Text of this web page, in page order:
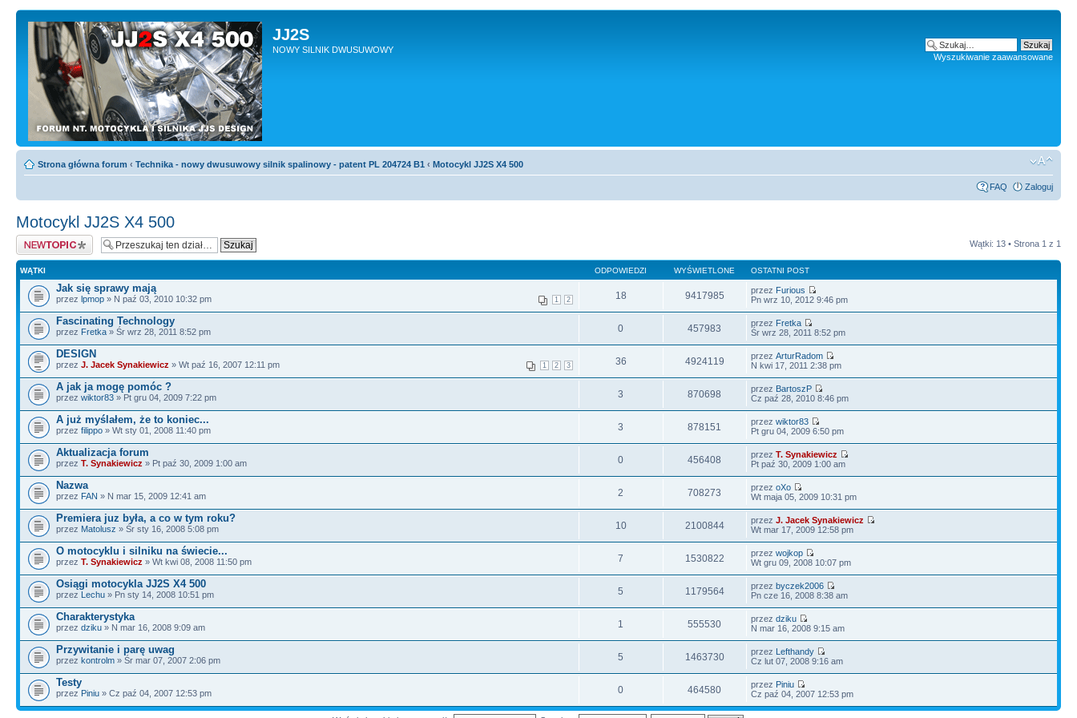
JJ2S
NOWY SILNIK DWUSUWOWY
Wyszukiwanie zaawansowane
Strona główna forum ‹ Technika - nowy dwusuwowy silnik spalinowy - patent PL 204724 B1 ‹ Motocykl JJ2S X4 500
FAQ Zaloguj
Motocykl JJ2S X4 500
Napisz wątek Wątki: 13 • Strona 1 z 1
WĄTKI ODPOWIEDZI WYŚWIETLONE OSTATNI POST
Jak się sprawy mają
1 2
przez lpmop » N paź 03, 2010 10:32 pm 18 9417985 przez Furious
Pn wrz 10, 2012 9:46 pm
Fascinating Technology
przez Fretka » Śr wrz 28, 2011 8:52 pm 0 457983 przez Fretka
Śr wrz 28, 2011 8:52 pm
DESIGN
1 2 3
przez J. Jacek Synakiewicz » Wt paź 16, 2007 12:11 pm 36 4924119 przezArturRadom
N kwi 17, 2011 2:38 pm
A jak ja mogę pomóc ?
przez wiktor83 » Pt gru 04, 2009 7:22 pm 3 870698 przez BartoszP
Cz paź 28, 2010 8:46 pm
A już myślałem, że to koniec...
przez filippo » Wt sty 01, 2008 11:40 pm 3 878151 przezwiktor83
Pt gru 04, 2009 6:50 pm
Aktualizacja forum
przez T. Synakiewicz » Pt paź 30, 2009 1:00 am 0 456408 przezT. Synakiewicz
Pt paź 30, 2009 1:00 am
Nazwa
przez FAN » N mar 15, 2009 12:41 am 2 708273 przezoXo
Wt maja 05, 2009 10:31 pm
Premiera juz była, a co w tym roku?
przez Matolusz » Śr sty 16, 2008 5:08 pm 10 2100844 przezJ. Jacek Synakiewicz
Wt mar 17, 2009 12:58 pm
O motocyklu i silniku na świecie...
przez T. Synakiewicz » Wt kwi 08, 2008 11:50 pm 7 1530822 przezwojkop
Wt gru 09, 2008 10:07 pm
Osiągi motocykla JJ2S X4 500
przez Lechu » Pn sty 14, 2008 10:51 pm 5 1179564 przezbyczek2006
Pn cze 16, 2008 8:38 am
Charakterystyka
przez dziku » N mar 16, 2008 9:09 am 1 555530 przezdziku
N mar 16, 2008 9:15 am
Przywitanie i parę uwag
przez kontrolm » Śr mar 07, 2007 2:06 pm 5 1463730 przez Lefthandy
Cz lut 07, 2008 9:16 am
Testy
przez Piniu » Cz paź 04, 2007 12:53 pm 0 464580 przez Piniu
Cz paź 04, 2007 12:53 pm